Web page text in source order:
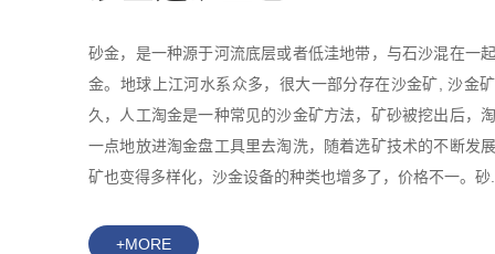
砂金，是一种源于河流底层或者低洼地带，与石沙混在一
金。地球上江河水系众多，很大一部分存在沙金矿, 沙金
久，人工淘金是一种常见的沙金矿方法，矿砂被挖出后，
一点地放进淘金盘工具里去淘洗，随着选矿技术的不断发
矿也变得多样化，沙金设备的种类也增多了，价格不一。砂
+MORE